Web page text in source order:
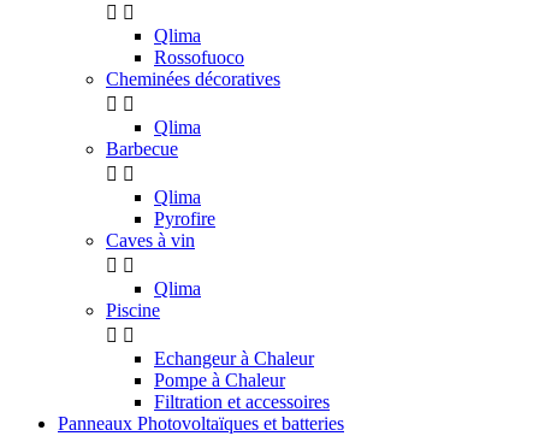
 
Qlima
Rossofuoco
Cheminées décoratives
 
Qlima
Barbecue
 
Qlima
Pyrofire
Caves à vin
 
Qlima
Piscine
 
Echangeur à Chaleur
Pompe à Chaleur
Filtration et accessoires
Panneaux Photovoltaïques et batteries